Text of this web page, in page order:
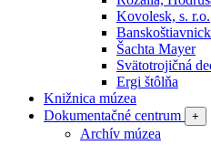
Kovolesk, s. r.o.
Šachta Mayer
Svätotrojičná
Ergi štôlňa
Knižnica múzea
Dokumentačné centrum
+
Archív múzea